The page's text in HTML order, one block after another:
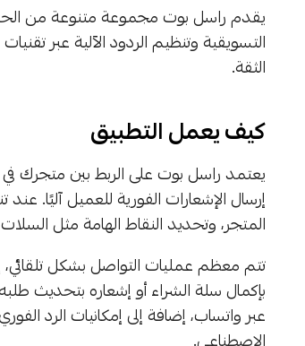
يقدم راسل بوت مجموعة متنوعة من
التسويقية وتنظيم الردود الآلية عبر
الثقة.
كيف يعمل التطبيق
يعتمد راسل بوت على الربط بين متجرك
إرسال الإشعارات الفورية للعميل آليًا.
المتجر، وتحديد النقاط الهامة مثل
تتم معظم عمليات التواصل بشكل
بإكمال سلة الشراء أو إشعاره بتحديث
عبر واتساب، إضافة إلى إمكانيات الرد